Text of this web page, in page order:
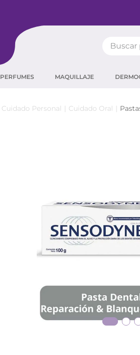
PERFUMES MAQUILLAJE
Cuidado Personal Cuidado Oral